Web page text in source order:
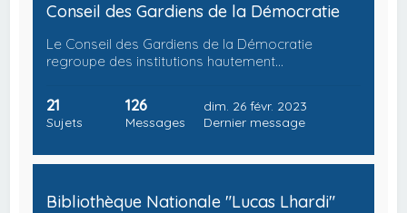
Conseil des Gardiens de la Démocratie
Le Conseil des Gardiens de la Démocratie
regroupe des institutions hautement…
21
Sujets
126
Messages
dim. 26 févr. 2023
Dernier message
Bibliothèque Nationale "Lucas Lhardi"